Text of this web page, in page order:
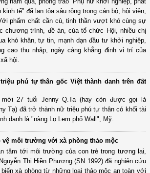
kinh tế” đã lan tỏa sâu rộng trong cán bộ, hội viên,
phẩm chất cần cù, tinh thần vượt khó cùng sự
chương trình, đề án, của tổ chức Hội, nhiều chị
khó khăn, tự tin, mạnh dạn đầu tư khởi nghiệp,
cao thu nhập, ngày càng khẳng định vị trí của
hội.
phú tự thân gốc Việt thành danh trên đất
mới 27 tuổi Jenny Q.Ta (hay còn được gọi là
Tạ) đã trở thành nữ triệu phú tự thân có khối tài
danh là "nàng Lọ Lem phố Wall", Mỹ.
vệ môi trường với xà phòng thảo mộc
tâm tới môi trường của con trẻ trong tương lai,
Thị Hiền Phương (SN 1992) đã nghiên cứu
xà phòng từ những loại thảo mộc an toàn với